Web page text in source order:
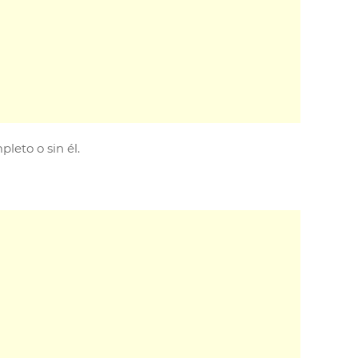
o sin él.